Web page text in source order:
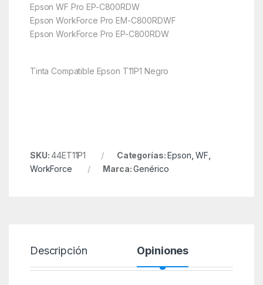
Epson WF Pro EP-C800RDW
Epson WorkForce Pro EM-C800RDWF
Epson WorkForce Pro EP-C800RDW
Tinta Compatible Epson T11P1 Negro
SKU:44ET11P1 Categorías:Epson ,WF
WorkForce
Marca:Genérico
Descripción Opiniones